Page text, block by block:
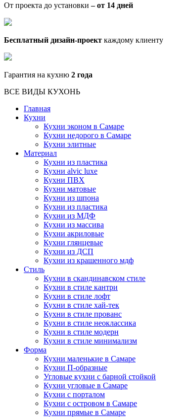
От проекта до установки– от 14 дней
Бесплатный дизайн-проект каждому клиенту
Гарантия на кухню 2 года
ВСЕ ВИДЫ КУХОНЬ
Главная
Кухни
Кухни эконом в Самаре
Кухни недорого в Самаре
Кухни элитные
Материал
Кухни из пластика
Кухни alvic luxe
Кухни ПВХ
Кухни матовые
Кухни из шпона
Кухни из пластика
Кухни из МДФ
Кухни из массива
Кухни акриловые
Кухни глянцевые
Кухни из ДСП
Кухни из крашенного мдф
Стиль
Кухни в скандинавском стиле
Кухни в стиле кантри
Кухни в стиле лофт
Кухни в стиле хай-тек
Кухни в стиле прованс
Кухни в стиле неоклассика
Кухни в стиле модерн
Кухни в стиле минимализм
Форма
Кухни маленькие в Самаре
Кухни П-образные
Угловые кухни с барной стойкой
Кухни угловые в Самаре
Кухни с порталом
Кухни с островом в Самаре
Кухни прямые в Самаре